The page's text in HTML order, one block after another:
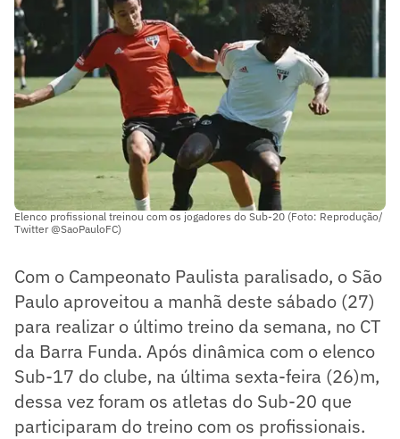
Elenco profissional treinou com os jogadores do Sub-20 (Foto: Reprodução/
Twitter @SaoPauloFC)
Com o Campeonato Paulista paralisado, o São
Paulo aproveitou a manhã deste sábado (27)
para realizar o último treino da semana, no CT
da Barra Funda. Após dinâmica com o elenco
Sub-17 do clube, na última sexta-feira (26)m,
dessa vez foram os atletas do Sub-20 que
participaram do treino com os profissionais.